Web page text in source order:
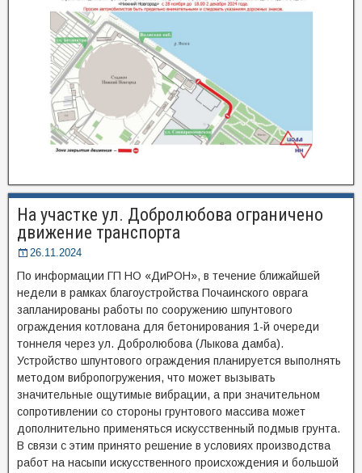
На участке ул. Добролюбова ограничено
движение транспорта
26.11.2024
По информации ГП НО «ДиРОН», в течение ближайшей
недели в рамках благоустройства Почаинского оврага
запланированы работы по сооружению шпунтового
ограждения котлована для бетонирования 1-й очереди
тоннеля через ул. Добролюбова (Лыкова дамба).
Устройство шпунтового ограждения планируется выполнять
методом вибропогружения, что может вызывать
значительные ощутимые вибрации, а при значительном
сопротивлении со стороны грунтового массива может
дополнительно применяться искусственный подмыв грунта.
В связи с этим принято решение в условиях производства
работ на насыпи искусственного происхождения и большой